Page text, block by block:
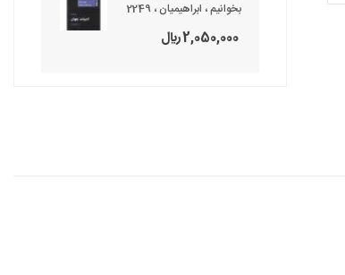
بخوانیم ، ابراهیمیان ، 2249
2,050,000 ريال